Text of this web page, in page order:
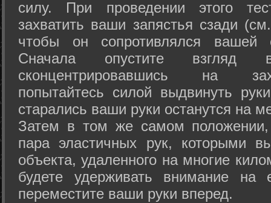
силу. При проведении этого
захватить ваши запястья сзади
чтобы он сопротивлялся вашей
Сначала опустите
сконцентрировавшись на
попытайтесь силой выдвинуть
старались ваши руки останутся на
Затем в том же самом положении,
пара эластичных рук, которыми
объекта, удаленного на многие
будете удерживать внимание на
переместите ваши руки вперед.